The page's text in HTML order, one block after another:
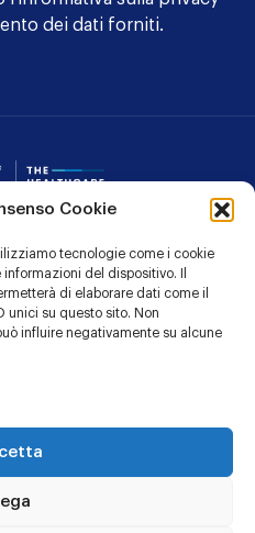
Cookie
tecnologie come i cookie
del dispositivo. Il
di elaborare dati come il
unici su questo sito. Non
influire negativamente su alcune
dei dati forniti.
POLICY
POLICY
DAFNE